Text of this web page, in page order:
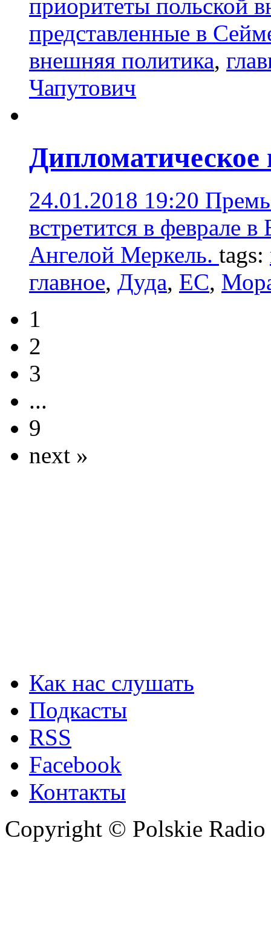
приоритеты польской
представленные в
внешняя политика,
Чапутович
Дипломатическое
24.01.2018 19:20
встретится в феврале
Ангелой Меркель. tags:
главное, Дуда, ЕС,
1
2
3
...
9
next »
Как нас слушать
Подкасты
RSS
Facebook
Контакты
Copyright © Polskie